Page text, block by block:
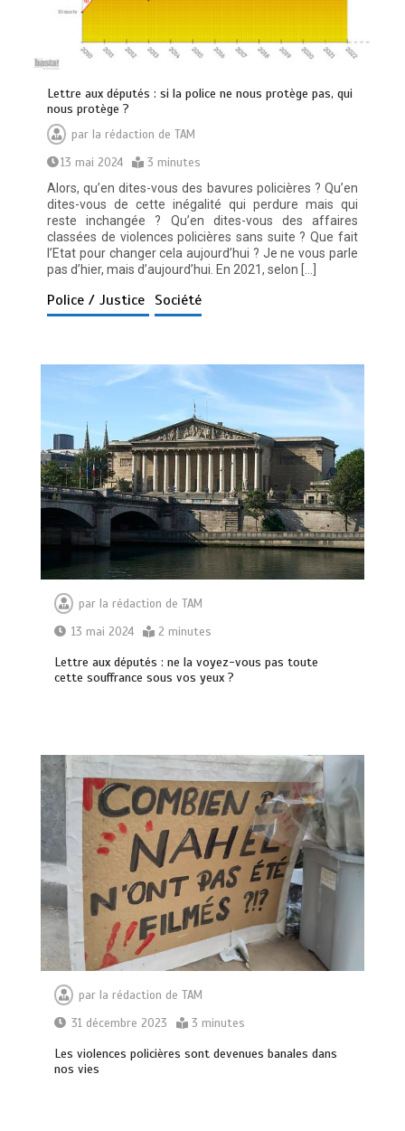
Lettre aux députés : si la police ne nous protège pas, qui
nous protège ?
par la rédaction de TAM
13 mai 2024
3 minutes
Alors, qu’en dites-vous des bavures policières ? Qu’en
dites-vous de cette inégalité qui perdure mais qui
reste inchangée ? Qu’en dites-vous des affaires
classées de violences policières sans suite ? Que fait
l’Etat pour changer cela aujourd’hui ? Je ne vous parle
pas d’hier, mais d’aujourd’hui. En 2021, selon […]
Police / Justice Société
parla rédaction de TAM
13 mai 2024
2 minutes
Lettre aux députés : ne la voyez-vous pas toute
cette souffrance sous vos yeux ?
par la rédaction de TAM
31 décembre 2023
3 minutes
Les violences policières sont devenues banales dans
nos vies